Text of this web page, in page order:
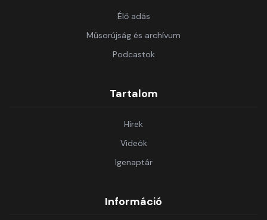
Élő adás
Műsorújság és archívum
Podcastok
Tartalom
Hírek
Videók
Igenaptár
Információ